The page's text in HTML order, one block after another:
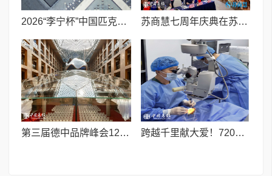
2026“李宁杯”中国匹克球巡回赛青少年赛-河南鹤壁站圆满落幕 苏商慧七周年庆典在苏州隆重举行 七大联创共启发展新篇章
第三届德中品牌峰会12月将在柏林举办，聚焦人工智能时代品牌全球化发展 跨越千里献大爱！720光明行助力喀什150名白内障老人重获清晰视界